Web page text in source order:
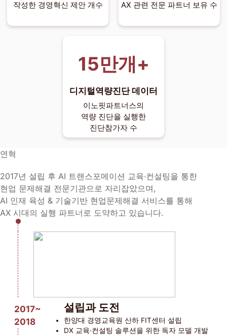
작성한 경영혁신 제안 개수 AX 관련 전문 파트너 보유 수
만개+
디지털역량진단 데이터
이노핏파트너스의
역량 진단을 실행한
진단참가자 수
연혁
2017년 설립 후 AI 트랜스포메이션 교육·컨설팅을 통한
현업 문제해결 전문기관으로 자리잡았으며,
AI 인재 육성 & 기술기반 현업문제해결 서비스를 통해
AX 시대의 실행 파트너로 도약하고 있습니다.
2017~
2018
설립과 도전
한양대 경영교육원 산하 FIT센터 설립
DX 교육·컨설팅 솔루션을 위한 독자 모델 개발